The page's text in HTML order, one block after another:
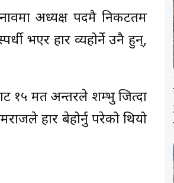
अध्यक्ष पदमै निकटतम
भएर हार व्यहोर्ने उनै हुन्,
बाट १५ मत अन्तरले शम्भु जित्दा
हार बेहोर्नु परेको थियो